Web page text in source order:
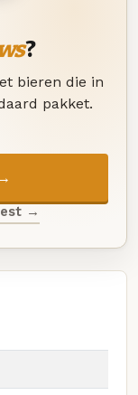
?
bieren die in
pakket.
→